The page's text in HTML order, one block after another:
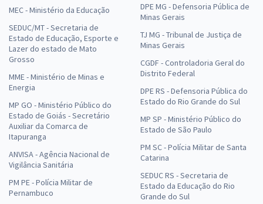
MEC - Ministério da Educação
SEDUC/MT - Secretaria de
Estado de Educação, Esporte e
Lazer do estado de Mato
Grosso
MME - Ministério de Minas e
Energia
MP GO - Ministério Público do
Estado de Goiás - Secretário
Auxiliar da Comarca de
Itapuranga
ANVISA - Agência Nacional de
Vigilância Sanitária
PM PE - Polícia Militar de
Pernambuco
DPE MG - Defensoria Pública de
Minas Gerais
TJ MG - Tribunal de Justiça de
Minas Gerais
CGDF - Controladoria Geral do
Distrito Federal
DPE RS - Defensoria Pública do
Estado do Rio Grande do Sul
MP SP - Ministério Público do
Estado de São Paulo
PM SC - Polícia Militar de Santa
Catarina
SEDUC RS - Secretaria de
Estado da Educação do Rio
Grande do Sul